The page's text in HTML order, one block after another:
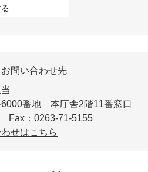
問い合わせ先
番地 本庁舎2階11番窓口
Fax：0263-71-5155
せはこちら